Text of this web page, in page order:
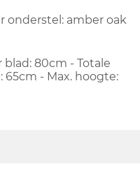
onderstel: amber oak
80cm - Totale
65cm - Max. hoogte: